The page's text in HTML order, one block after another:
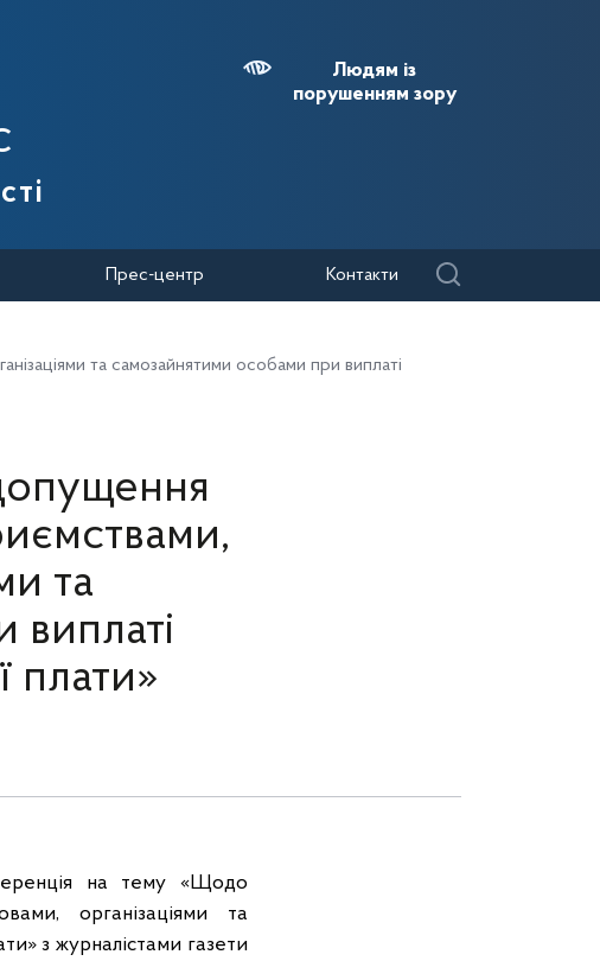
Людям із
порушенням зору
Прес-центр Контакти
та самозайнятими особами при виплаті
та
плати»
на тему «Щодо
організаціями та
з журналістами газети